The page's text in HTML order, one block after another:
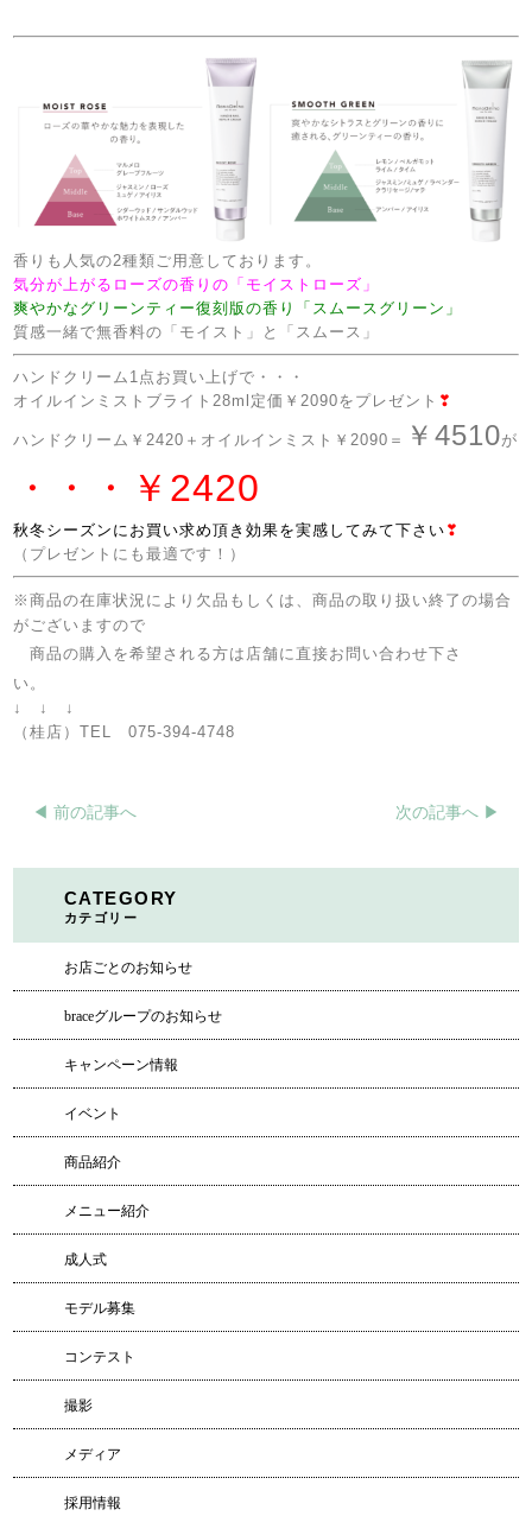
香りも人気の2種類ご用意しております。
気分が上がるローズの香りの「モイストローズ」
爽やかなグリーンティー復刻版の香り「スムースグリーン」
質感一緒で無香料の「モイスト」と「スムース」
ハンドクリーム1点お買い上げで・・・
オイルインミストブライト28ml定価￥2090をプレゼント ❣
ハンドクリーム￥2420＋オイルインミスト￥2090＝ ￥4510が
・・・￥2420
秋冬シーズンにお買い求め頂き効果を実感してみて下さい ❣
（プレゼントにも最適です！）
※商品の在庫状況により欠品もしくは、商品の取り扱い終了の場合
がございますので
商品の購入を希望される方は店舗に直接お問い合わせ下さ
い。
↓ ↓ ↓
（桂店）TEL 075-394-4748
◀︎ 前の記事へ 次の記事へ ▶︎
CATEGORY
カテゴリー
お店ごとのお知らせ
braceグループのお知らせ
キャンペーン情報
イベント
商品紹介
メニュー紹介
成人式
モデル募集
コンテスト
撮影
メディア
採用情報